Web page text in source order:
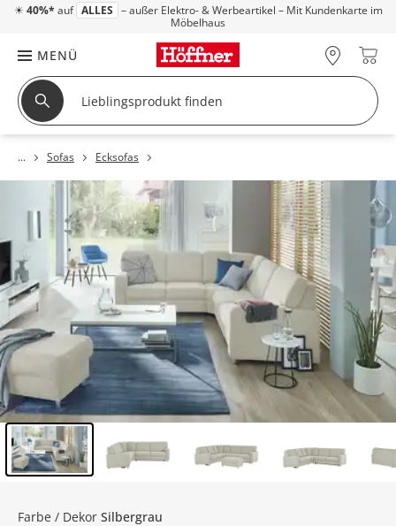
☀ 40%* auf ALLES – außer Elektro- & Werbeartikel – Mit Kundenkarte im
Möbelhaus
MENÜ
Sofas Ecksofas
Farbe / Dekor Silbergrau